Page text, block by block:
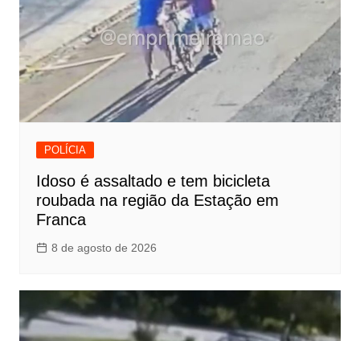
POLÍCIA
Idoso é assaltado e tem bicicleta
roubada na região da Estação em
Franca
8 de agosto de 2026